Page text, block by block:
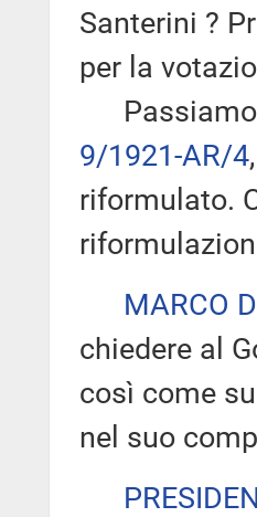
Santerini ?
per la
Passiamo
9/1921-AR/4
riformulato.
MARCO
chiedere al
così come
nel suo